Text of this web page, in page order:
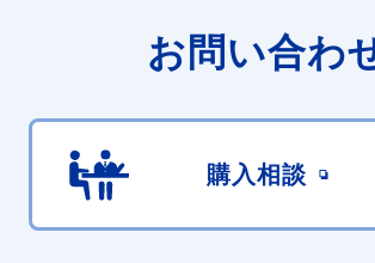
お問い合わ
購入相談